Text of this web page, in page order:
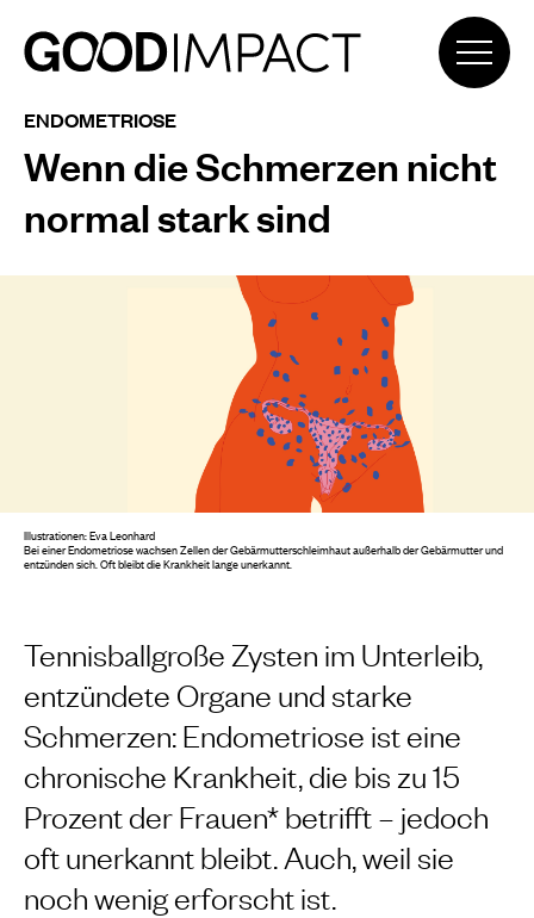
ENDOMETRIOSE
Wenn die Schmerzen nicht
normal stark sind
Tennisballgroße Zysten im Unterleib,
entzündete Organe und starke
Schmerzen: Endometriose ist eine
chronische Krankheit, die bis zu 15
Prozent der Frauen* betrifft – jedoch
oft unerkannt bleibt. Auch, weil sie
noch wenig erforscht ist.
Illustrationen: Eva Leonhard
Bei einer Endometriose wachsen Zellen der Gebärmutterschleimhaut außerhalb der Gebärmutter und
entzünden sich. Oft bleibt die Krankheit lange unerkannt.